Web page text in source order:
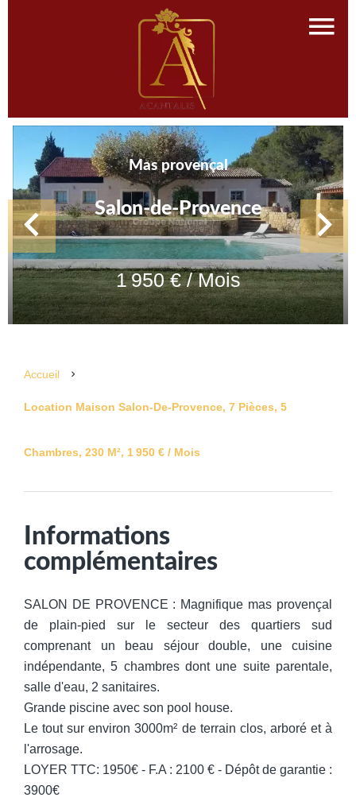
Mas provençal
Salon-de-Provence
1 950 € / Mois
Accueil
Location Maison Salon-De-Provence, 7 Pièces, 5
Chambres, 230 M², 1 950 € / Mois
Informations
complémentaires
SALON DE PROVENCE : Magnifique mas provençal
de plain-pied sur le secteur des quartiers sud
comprenant un beau séjour double, une cuisine
indépendante, 5 chambres dont une suite parentale,
salle d'eau, 2 sanitaires.
Grande piscine avec son pool house.
Le tout sur environ 3000m² de terrain clos, arboré et à
l'arrosage.
LOYER TTC: 1950€ - F.A : 2100 € - Dépôt de garantie :
3900€